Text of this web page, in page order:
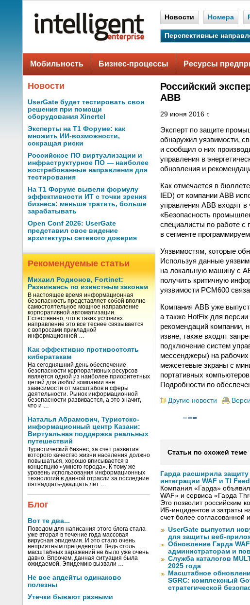
Новости Номера
Перспективные
Мобильность Бизнес-процессы Ресурсы
Новости
UserGate будет тестировать свои
решения при помощи
оборудования Xinertel
Эксперты на Т1 Форуме: как
множить ИИ-возможности,
сокращая риски
Российское ПО виртуализации и
инфраструктурное ПО — наиболее
востребованные направления для
тестирования
На Т1 Форуме вывели формулу
эффективности ИТ с точки зрения
бизнеса: меньше тратить, больше
зарабатывать
Open Conf 2026: UserGate
представил свое видение
архитектуры сетевого доверия
Рекомендуемые статьи
Михаил Родионов, Fortinet:
Развиваясь по известным законам
В настоящее время информационная
безопасность представляет собой вполне
самостоятельное мощное направление
корпоративной автоматизации.
Естественно, что в таких условиях
направление это все теснее связывается
с вопросами прикладной
информационной …
Как эффективно противостоять
кибератакам
На сегодняшний день обеспечение
безопасности корпоративных ресурсов
является одной из наиболее приоритетных
целей для любой компании вне
зависимости от масштабов и сферы
деятельности. Рынок информационной
безопасности развивается, а это значит,
что и …
Наталья Абрамович, Туристско-
информационный центр Казани:
Виртуальная поддержка реальных
путешествий
Туристический бизнес, за счет развития
которого качество жизни населения должно
повышаться, хорошо вписывается в
концепцию «умного города». К тому же
уровень использования информационных
технологий в данной отрасли за последние
пятнадцать-двадцать лет …
Блог
Вот те два...
Поводом для написания этого блога стала
уже вторая в течение года массовая
вирусная эпидемия. И это стало очень
неприятным прецедентом. Ведь столь
масштабных заражений не было уже очень
давно. Впрочем, данная ситуация была
ожидаемой. Эпидемию вызвали …
Не все апдейты одинаково
полезны
Утечки бывают разными
Российский
ABB
29 июня 2016 г.
Эксперт по защите
обнаружил уязвимости,
и сообщил о них
управления в
обновления и
Как отмечается в
IED) от компании ABB
управления ABB входят
«Безопасность
специалисты по работе с
в сегменте
Уязвимостям, которые
Используя данные
на локальную машину с
получить критичную
уязвимости PCM600
Компания ABB уже
а также HotFix для
рекомендаций компании,
извне, также входят
подключение систем
мессенджеры) на рабочих
межсетевые экраны с
портативных
Подробности по
Другие новости
Статьи по схожей теме
Гарда расширила
интеграции WAF и TI
Компания «Гарда»
WAF» и сервиса «Гарда
Это позволит российским
ИБ-инцидентов и затраты
счет более согласованной
UserGate выпустил
для защиты веб-
Обновление Гарда
администраторам и
Служба каталогов
2025 года
Масштабное
SGRC: комплексный
стратегической